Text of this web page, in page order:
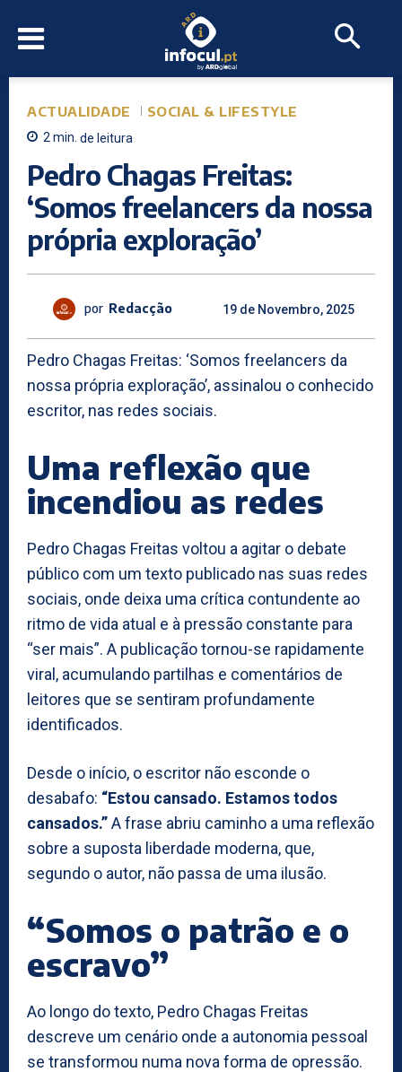
ACTUALIDADE SOCIAL & LIFESTYLE
2min. de leitura
Pedro Chagas Freitas:
‘Somos freelancers da nossa
própria exploração’
por Redacção 19 de Novembro, 2025
Pedro Chagas Freitas: ‘Somos freelancers da
nossa própria exploração’, assinalou o conhecido
escritor, nas redes sociais.
Uma reflexão que
incendiou as redes
Pedro Chagas Freitas voltou a agitar o debate
público com um texto publicado nas suas redes
sociais, onde deixa uma crítica contundente ao
ritmo de vida atual e à pressão constante para
“ser mais”. A publicação tornou-se rapidamente
viral, acumulando partilhas e comentários de
leitores que se sentiram profundamente
identificados.
Desde o início, o escritor não esconde o
desabafo: “Estou cansado. Estamos todos
cansados.”A frase abriu caminho a uma reflexão
sobre a suposta liberdade moderna, que,
segundo o autor, não passa de uma ilusão.
“Somos o patrão e o
escravo”
Ao longo do texto, Pedro Chagas Freitas
descreve um cenário onde a autonomia pessoal
se transformou numa nova forma de opressão.